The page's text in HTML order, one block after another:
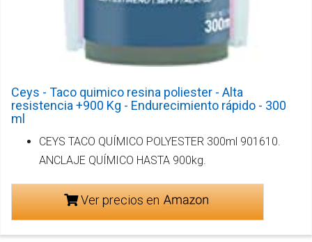
Ceys - Taco quimico resina poliester - Alta
resistencia +900 Kg - Endurecimiento rápido - 300
ml
CEYS TACO QUÍMICO POLYESTER 300ml 901610.
ANCLAJE QUÍMICO HASTA 900kg.
Ver precios en